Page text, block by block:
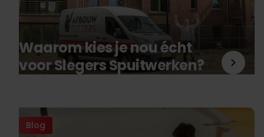
Waarom kies je nou écht
voor Slegers Spuitwerken?
Blog